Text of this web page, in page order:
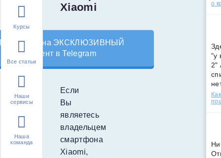
Курсы
Все статьи
Наши
сервисы
Наша
команда
Xiaomi
на ЭКСКЛЮЗИВНЫЙ
контент в Telegram
Если
Вы
являетесь
владельцем
смартфона
Xiaomi,
о
"у
2"